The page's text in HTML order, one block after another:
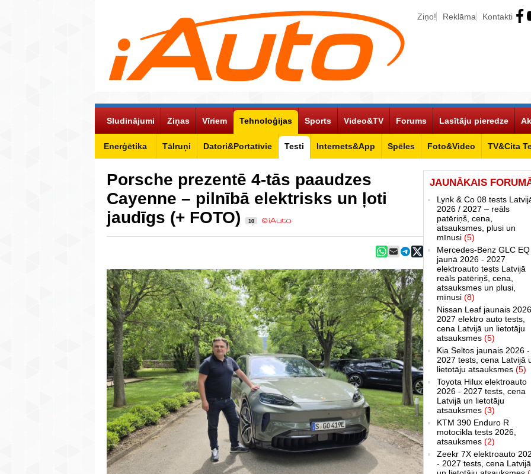
Ziņo! Reklāma Kontakti
Sludinājumi Ziņas Vīriem Tehnoloģijas
Enerģētika Tālruņi Datori&Portatīvie Testi Internets&App Spēles Foto&Video TV&Cita
Sports Video&TV Forums Lasītāju pieredze
Porsche prezentē 4-tās paaudzes
Cayenne – pilnībā elektrisks un ļoti
jaudīgs (+ FOTO)
10
JAUNĀKAIS
Lynk & Co 08 tests
2026 / 2027 – reāls
patēriņš, cena,
atsauksmes, plusi un
mīnusi (5)
Mercedes-Benz GLC EQ
jaunā 2026 - 2027
elektroauto tests Latvijā
reāls patēriņš, cena,
atsauksmes un plusi,
mīnusi (8)
Nissan Leaf jaunais
2027 elektro auto tests,
cena Latvijā un lietotāju
atsauksmes (5)
Kia Seltos jaunais 2026 -
2027 tests, cena Latvijā
lietotāju atsauksmes (5)
Toyota Hilux elektroauto
2026 - 2027 tests, cena
Latvijā un lietotāju
atsauksmes (3)
KTM 390 Enduro R
motocikla tests 2026,
atsauksmes (2)
Zeekr 7X elektroauto
- 2027 tests, cena Latvijā